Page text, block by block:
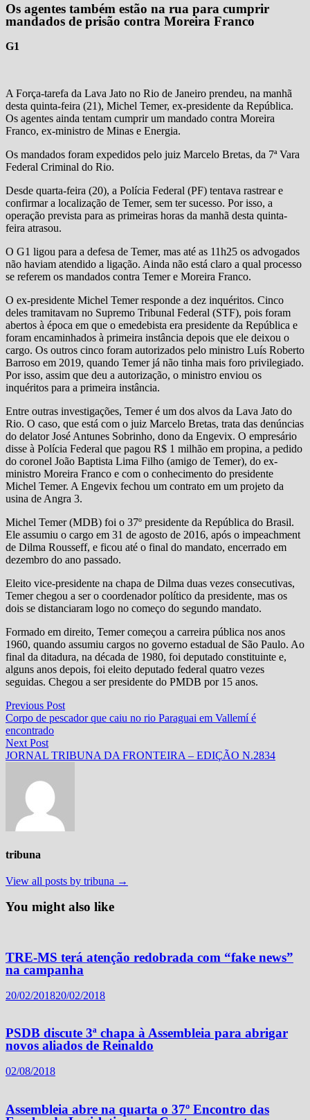
Os agentes também estão na rua para cumprir
mandados de prisão contra Moreira Franco
G1
A Força-tarefa da Lava Jato no Rio de Janeiro prendeu, na manhã
desta quinta-feira (21), Michel Temer, ex-presidente da República.
Os agentes ainda tentam cumprir um mandado contra Moreira
Franco, ex-ministro de Minas e Energia.
Os mandados foram expedidos pelo juiz Marcelo Bretas, da 7ª Vara
Federal Criminal do Rio.
Desde quarta-feira (20), a Polícia Federal (PF) tentava rastrear e
confirmar a localização de Temer, sem ter sucesso. Por isso, a
operação prevista para as primeiras horas da manhã desta quinta-
feira atrasou.
O G1 ligou para a defesa de Temer, mas até as 11h25 os advogados
não haviam atendido a ligação. Ainda não está claro a qual processo
se referem os mandados contra Temer e Moreira Franco.
O ex-presidente Michel Temer responde a dez inquéritos. Cinco
deles tramitavam no Supremo Tribunal Federal (STF), pois foram
abertos à época em que o emedebista era presidente da República e
foram encaminhados à primeira instância depois que ele deixou o
cargo. Os outros cinco foram autorizados pelo ministro Luís Roberto
Barroso em 2019, quando Temer já não tinha mais foro privilegiado.
Por isso, assim que deu a autorização, o ministro enviou os
inquéritos para a primeira instância.
Entre outras investigações, Temer é um dos alvos da Lava Jato do
Rio. O caso, que está com o juiz Marcelo Bretas, trata das denúncias
do delator José Antunes Sobrinho, dono da Engevix. O empresário
disse à Polícia Federal que pagou R$ 1 milhão em propina, a pedido
do coronel João Baptista Lima Filho (amigo de Temer), do ex-
ministro Moreira Franco e com o conhecimento do presidente
Michel Temer. A Engevix fechou um contrato em um projeto da
usina de Angra 3.
Michel Temer (MDB) foi o 37º presidente da República do Brasil.
Ele assumiu o cargo em 31 de agosto de 2016, após o impeachment
de Dilma Rousseff, e ficou até o final do mandato, encerrado em
dezembro do ano passado.
Eleito vice-presidente na chapa de Dilma duas vezes consecutivas,
Temer chegou a ser o coordenador político da presidente, mas os
dois se distanciaram logo no começo do segundo mandato.
Formado em direito, Temer começou a carreira pública nos anos
1960, quando assumiu cargos no governo estadual de São Paulo. Ao
final da ditadura, na década de 1980, foi deputado constituinte e,
alguns anos depois, foi eleito deputado federal quatro vezes
seguidas. Chegou a ser presidente do PMDB por 15 anos.
Navegação
de
Post
Previous PostPrevious
post:
Corpo de pescador que caiu no rio Paraguai em Vallemí é
encontrado
Next PostNext
post:
JORNAL TRIBUNA DA FRONTEIRA – EDIÇÃO N.2834
tribuna
View all posts by tribuna →
You might also like
TRE-MS terá atenção redobrada com “fake news”
na campanha
20/02/201820/02/2018
PSDB discute 3ª chapa à Assembleia para abrigar
novos aliados de Reinaldo
02/08/2018
Assembleia abre na quarta o 37º Encontro das